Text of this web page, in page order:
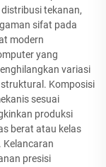
tekanan,
sifat pada
modern
yang
variasi
Komposisi
sesuai
produksi
berat atau kelas
presisi